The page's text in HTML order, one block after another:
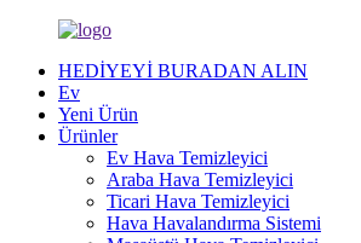
HEDİYEYİ BURADAN ALIN
Ev
Yeni Ürün
Ürünler
Ev Hava Temizleyici
Araba Hava Temizleyici
Ticari Hava Temizleyici
Hava Havalandırma Sistemi